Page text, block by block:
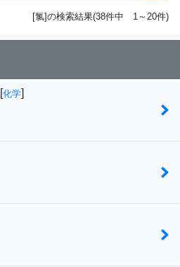
[氯]の検索結果(38件中 1～20件)
[化学]